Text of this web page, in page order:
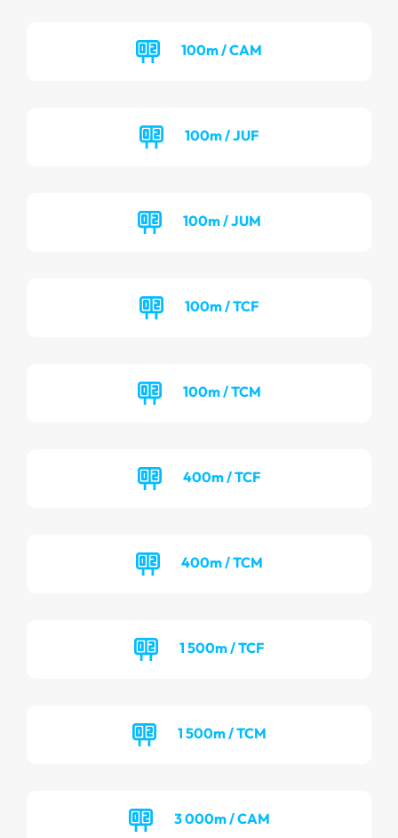
100m / CAM
100m / JUF
100m / JUM
100m / TCF
100m / TCM
400m / TCF
400m / TCM
1 500m / TCF
1 500m / TCM
3 000m / CAM